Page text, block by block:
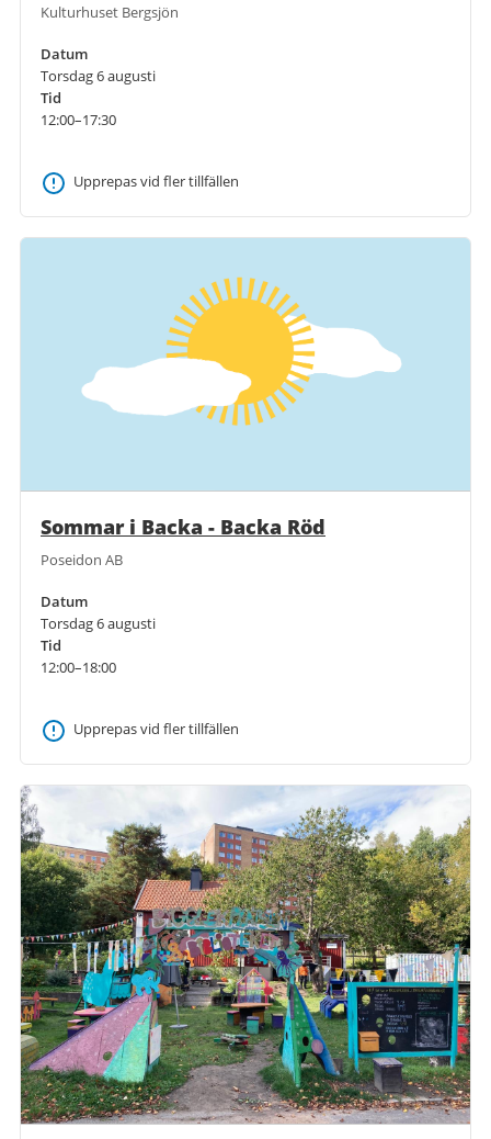
Kulturhuset Bergsjön
Datum
Torsdag 6 augusti
Tid
12:00–17:30
Upprepas vid fler tillfällen
Sommar i Backa - Backa Röd
Poseidon AB
Datum
Torsdag 6 augusti
Tid
12:00–18:00
Upprepas vid fler tillfällen